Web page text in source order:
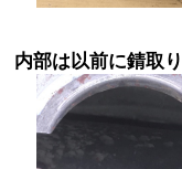
内部は以前に錆取